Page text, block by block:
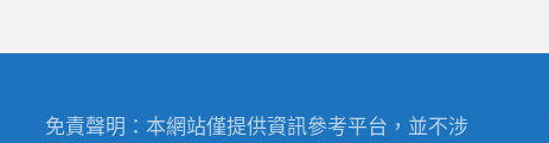
免責聲明：本網站僅提供資訊參考平台，並不涉